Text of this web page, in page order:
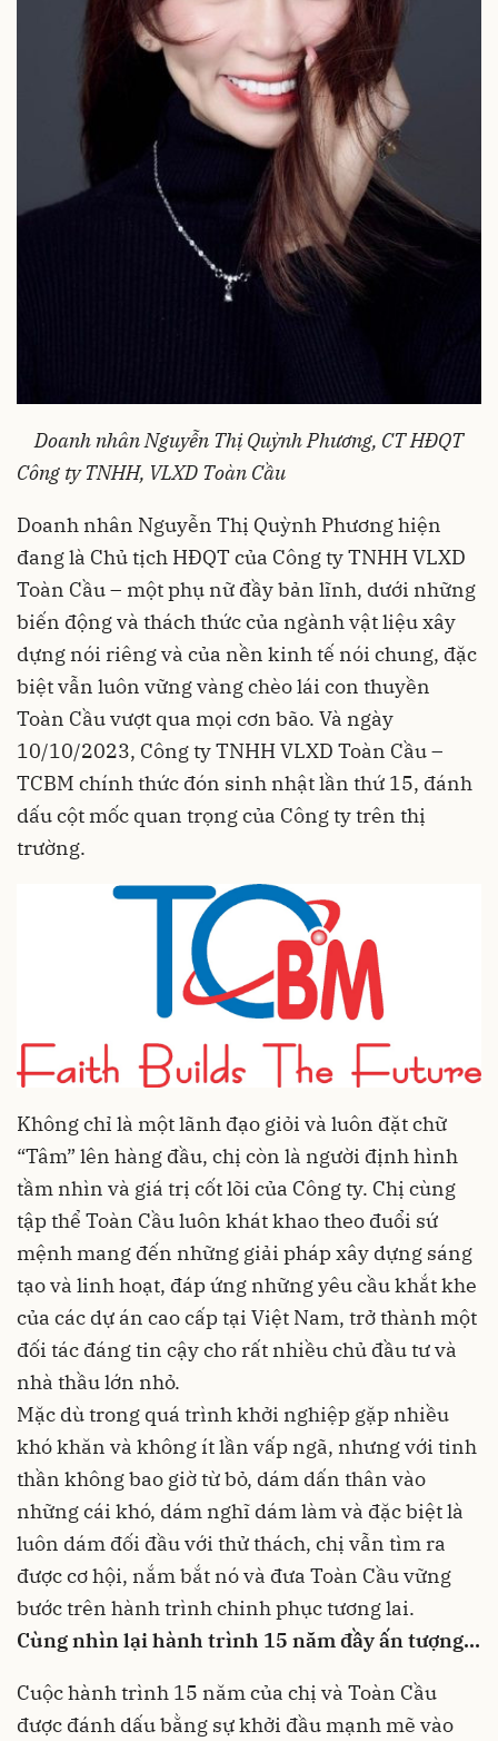
Doanh nhân Nguyễn Thị Quỳnh Phương, CT HĐQT
Công ty TNHH, VLXD Toàn Cầu
Doanh nhân Nguyễn Thị Quỳnh Phương hiện
đang là Chủ tịch HĐQT của Công ty TNHH VLXD
Toàn Cầu – một phụ nữ đầy bản lĩnh, dưới những
biến động và thách thức của ngành vật liệu xây
dựng nói riêng và của nền kinh tế nói chung, đặc
biệt vẫn luôn vững vàng chèo lái con thuyền
Toàn Cầu vượt qua mọi cơn bão. Và ngày
10/10/2023, Công ty TNHH VLXD Toàn Cầu –
TCBM chính thức đón sinh nhật lần thứ 15, đánh
dấu cột mốc quan trọng của Công ty trên thị
trường.
Không chỉ là một lãnh đạo giỏi và luôn đặt chữ
“Tâm” lên hàng đầu, chị còn là người định hình
tầm nhìn và giá trị cốt lõi của Công ty. Chị cùng
tập thể Toàn Cầu luôn khát khao theo đuổi sứ
mệnh mang đến những giải pháp xây dựng sáng
tạo và linh hoạt, đáp ứng những yêu cầu khắt khe
của các dự án cao cấp tại Việt Nam, trở thành một
đối tác đáng tin cậy cho rất nhiều chủ đầu tư và
nhà thầu lớn nhỏ.
Mặc dù trong quá trình khởi nghiệp gặp nhiều
khó khăn và không ít lần vấp ngã, nhưng với tinh
thần không bao giờ từ bỏ, dám dấn thân vào
những cái khó, dám nghĩ dám làm và đặc biệt là
luôn dám đối đầu với thử thách, chị vẫn tìm ra
được cơ hội, nắm bắt nó và đưa Toàn Cầu vững
bước trên hành trình chinh phục tương lai.
Cùng nhìn lại hành trình 15 năm đầy ấn tượng…
Cuộc hành trình 15 năm của chị và Toàn Cầu
được đánh dấu bằng sự khởi đầu mạnh mẽ vào